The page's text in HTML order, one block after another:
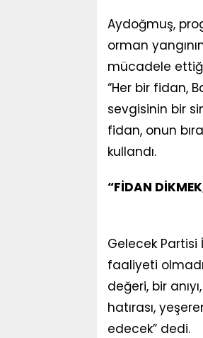
Aydoğmuş,
orman
mücadele
“Her bir fidan,
sevgisinin bir
fidan, onun
kullandı.
“FİDAN
Gelecek Partisi
faaliyeti
değeri, bir
hatırası,
edecek” dedi.